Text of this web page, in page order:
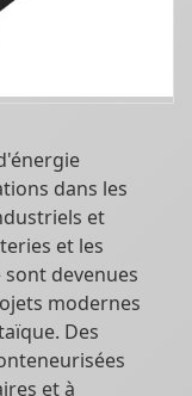
dans les
et
et les
devenues
modernes
Des
et à